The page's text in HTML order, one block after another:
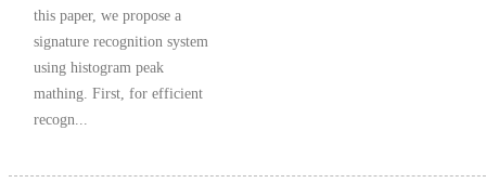
this paper, we propose a
signature recognition system
using histogram peak
mathing. First, for efficient
recogn...